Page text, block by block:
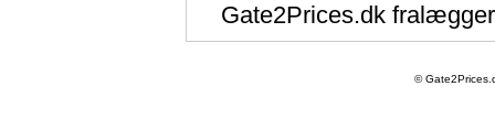
Gate2Prices.dk
©